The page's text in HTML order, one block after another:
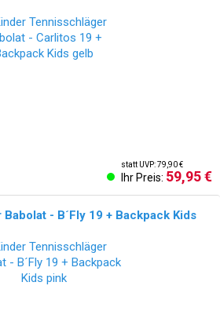
statt UVP: 79,90 €
Ihr Preis: 59,95 €
- B´Fly 19 + Backpack Kids